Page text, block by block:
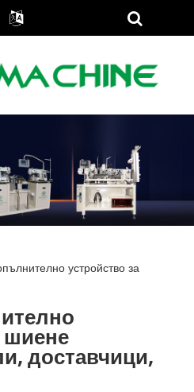
устройство за
шиене
доставчици,